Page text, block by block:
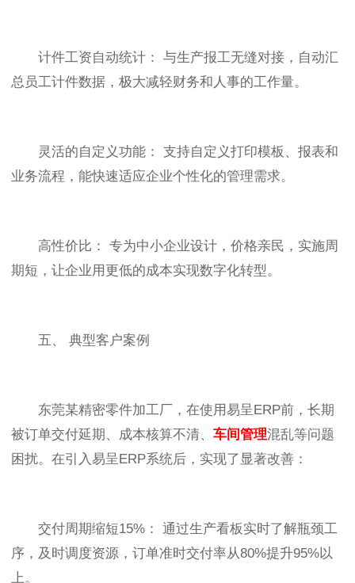
计件工资自动统计： 与生产报工无缝对接，自动汇
总员工计件数据，极大减轻财务和人事的工作量。
灵活的自定义功能： 支持自定义打印模板、报表和
业务流程，能快速适应企业个性化的管理需求。
高性价比： 专为中小企业设计，价格亲民，实施周
期短，让企业用更低的成本实现数字化转型。
五、 典型客户案例
东莞某精密零件加工厂，在使用易呈ERP前，长期
被订单交付延期、成本核算不清、 车间管理混乱等问题
困扰。在引入易呈ERP系统后，实现了显著改善：
交付周期缩短15%： 通过生产看板实时了解瓶颈工
序，及时调度资源，订单准时交付率从80%提升95%以
上。